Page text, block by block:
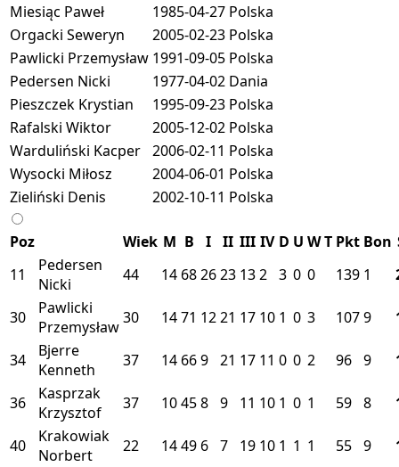
Miesiąc Paweł
1985-04-27 Polska
Orgacki Seweryn
2005-02-23 Polska
Pawlicki Przemysław 1991-09-05 Polska
Pedersen Nicki
1977-04-02 Dania
Pieszczek Krystian
1995-09-23 Polska
Rafalski Wiktor
2005-12-02 Polska
Warduliński Kacper 2006-02-11 Polska
Wysocki Miłosz
2004-06-01 Polska
Zieliński Denis
2002-10-11 Polska
Poz Wiek M B I II III IV D U WT Pkt Bon
11
Pedersen
Nicki
44 14 682623 132 3 0 0 139 1
30
Pawlicki
Przemysław30 1471 1221 17 10 1 0 3 1079
34
Bjerre
Kenneth
37 14 669 21 17 11 0 0 2 96 9
36
Kasprzak
Krzysztof
37 10458 9 11 10 1 0 1 59 8
40
Krakowiak
Norbert
22 1449 6 7 19 10 1 1 1 55 9